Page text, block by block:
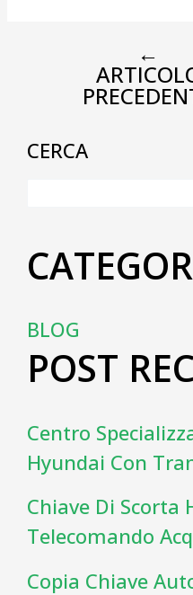
←
CERCA
BLOG
POST
Centro
Hyundai Con
Chiave Di Scorta
Telecomando
Copia Chiave